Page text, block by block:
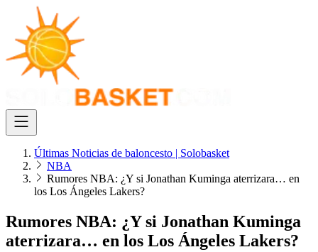
Últimas Noticias de baloncesto | Solobasket
NBA
Rumores NBA: ¿Y si Jonathan Kuminga aterrizara… en
los Los Ángeles Lakers?
Rumores NBA: ¿Y si Jonathan Kuminga
aterrizara… en los Los Ángeles Lakers?